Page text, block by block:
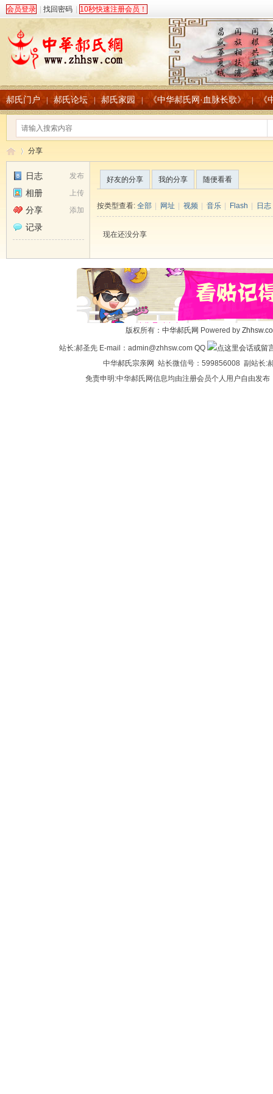
会员登录 找回密码 10秒快速注册会员！
郝氏门户 | 郝氏论坛 | 郝氏家园 | 《中华郝氏网·血脉长歌》 《
分享
发布
日志
上传
相册
添加
分享
记录
好友的分享 我的分享 随便看看
按类型查看: 全部 网址 视频 音乐 Flash 日志
现在还没分享
版权所有： 中华郝氏网 Powered by
站长:郝圣先 E-mail：admin@zhhsw.com QQ
中华郝氏宗亲网 站长微信号：599856008 副站长:
免责申明:中华郝氏网信息均由注册会员个人用户自由发